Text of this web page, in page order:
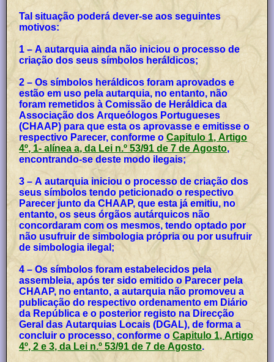
Tal situação poderá dever-se aos seguintes
motivos:
1 – A autarquia ainda não iniciou o processo de
criação dos seus símbolos heráldicos;
2 – Os símbolos heráldicos foram aprovados e
estão em uso pela autarquia, no entanto, não
foram remetidos à Comissão de Heráldica da
Associação dos Arqueólogos Portugueses
(CHAAP) para que esta os aprovasse e emitisse o
respectivo Parecer, conforme oCapitulo 1, Artigo
4º, 1- alínea a, da Lei n.º 53/91 de 7 de Agosto,
encontrando-se deste modo ilegais;
3 – A autarquia iniciou o processo de criação dos
seus símbolos tendo peticionado o respectivo
Parecer junto da CHAAP, que esta já emitiu, no
entanto, os seus órgãos autárquicos não
concordaram com os mesmos, tendo optado por
não usufruir de simbologia própria ou por usufruir
de simbologia ilegal;
4 – Os símbolos foram estabelecidos pela
assembleia, após ter sido emitido o Parecer pela
CHAAP, no entanto, a autarquia não promoveu a
publicação do respectivo ordenamento em Diário
da República e o posterior registo na Direcção
Geral das Autarquias Locais (DGAL), de forma a
concluir o processo, conforme oCapitulo 1, Artigo
4º, 2 e 3, da Lei n.º 53/91 de 7 de Agosto.